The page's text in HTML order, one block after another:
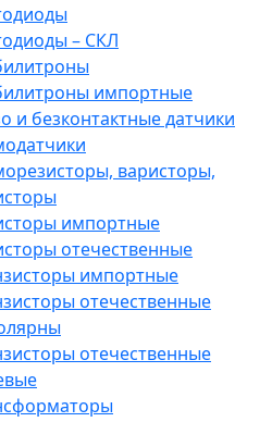
– СКЛ
импортные
и безконтактные датчики
варисторы,
импортные
отечественные
импортные
отечественные
отечественные